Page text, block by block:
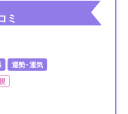
ミ
運勢・運気